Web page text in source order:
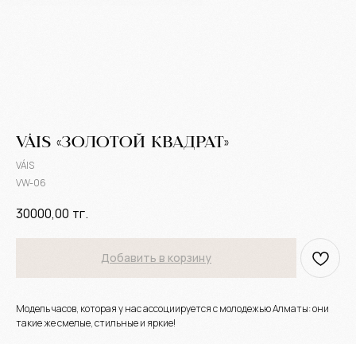
VÁIS «ЗОЛОТОЙ КВАДРАТ»
VÁIS
VW-06
30000,00 тг.
Добавить в корзину
Модель часов, которая у нас ассоциируется с молодежью Алматы: они
такие же смелые, стильные и яркие!